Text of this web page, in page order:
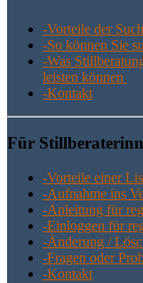
-Vor­tei­le der
-So kön­nen Sie
-Was
leis­ten können
-Kon­takt
Für
-Vor­tei­le einer
-Auf­nah­me ins
-Anlei­tung für
-Ein­log­gen für
-Ände­rung /
-Fra­gen oder
-Kon­takt